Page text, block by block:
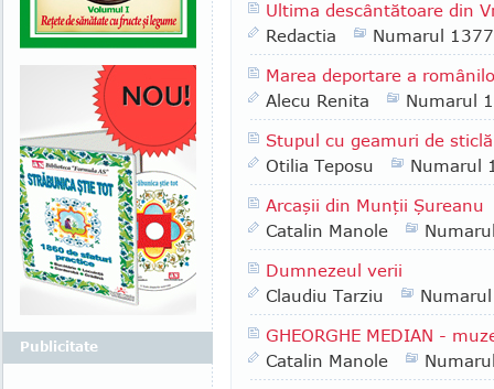
Ultima descântătoare din
Redactia
Numarul 1377
Marea deportare a
Alecu Renita
Numarul
Stupul cu geamuri de sticlă
Otilia Teposu
Numarul
Arcaşii din Munţii Şureanu
Catalin Manole
Dumnezeul verii
Claudiu Tarziu
GHEORGHE MEDIAN -
Catalin Manole
Publicitate